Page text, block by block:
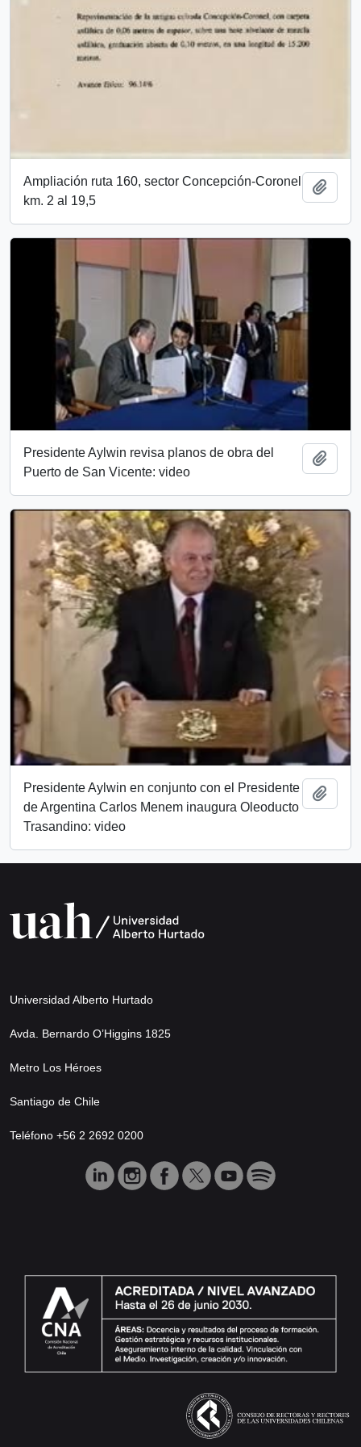
Ampliación ruta 160, sector Concepción-Coronel
km. 2 al 19,5
Presidente Aylwin revisa planos de obra del
Puerto de San Vicente: video
Presidente Aylwin en conjunto con el Presidente
de Argentina Carlos Menem inaugura Oleoducto
Trasandino: video
Universidad Alberto Hurtado
Avda. Bernardo O’Higgins 1825
Metro Los Héroes
Santiago de Chile
Teléfono +56 2 2692 0200